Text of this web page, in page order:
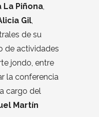
La Piñona,
Gil,
de su
de actividades
jondo, entre
la conferencia
a cargo del
Martín